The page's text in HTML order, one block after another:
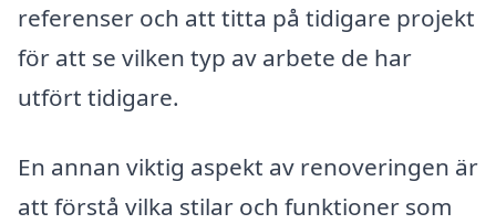
referenser och att titta på tidigare projekt
för att se vilken typ av arbete de har
utfört tidigare.
En annan viktig aspekt av renoveringen är
att förstå vilka stilar och funktioner som